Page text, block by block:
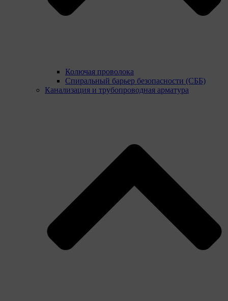
Колючая проволока
Спиральный барьер безопасности (СББ)
Канализация и трубопроводная арматура